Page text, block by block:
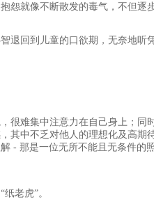
怨就像不断散发的毒气，不但逐
退回到儿童的口欲期，无奈地听
很难集中注意力在自己身上；同
其中不乏对他人的理想化及高期
- 那是一位无所不能且无条件的
老虎”。